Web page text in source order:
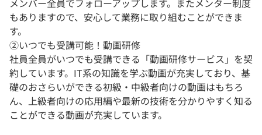
メンバー全員でフォローアップします。またメンター制度
もありますので、安心して業務に取り組むことができま
す。
②いつでも受講可能！動画研修
社員全員がいつでも受講できる「動画研修サービス」を契
約しています。IT系の知識を学ぶ動画が充実しており、基
礎のおさらいができる初級・中級者向けの動画はもちろ
ん、上級者向けの応用編や最新の技術を分かりやすく知る
ことができる動画が充実しています。